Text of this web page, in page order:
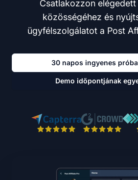
Csatlakozzon
közösségéhez és
ügyfélszolgálatot a Post
30 napos ingyenes
Demo időpontjának